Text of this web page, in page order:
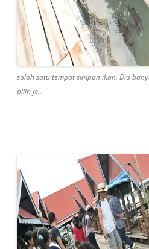
salah satu tempat simpan ikan. Dia
pilih je..